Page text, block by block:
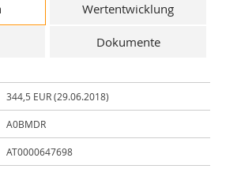
Wertentwicklung
Dokumente
344,5 EUR (29.06.2018)
A0BMDR
AT0000647698